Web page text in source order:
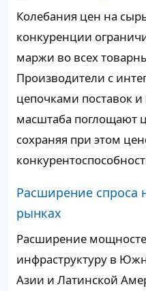
Колебания цен на
конкуренции
маржи во всех
Производители с
цепочками поставок
масштаба поглощают
сохраняя при этом
Расширение спроса
рынках
Расширение
инфраструктуру в
Азии и Латинской